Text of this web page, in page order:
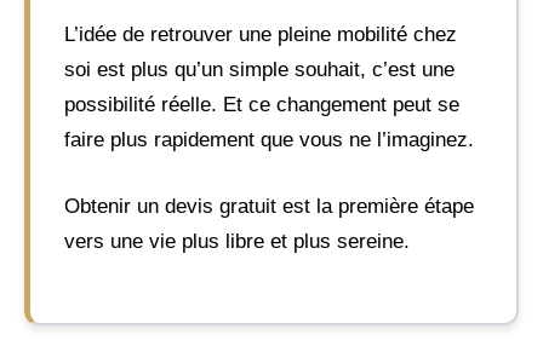
L’idée de retrouver une pleine mobilité chez
soi est plus qu’un simple souhait, c’est une
possibilité réelle. Et ce changement peut se
faire plus rapidement que vous ne l’imaginez.
Obtenir un devis gratuit est la première étape
vers une vie plus libre et plus sereine.